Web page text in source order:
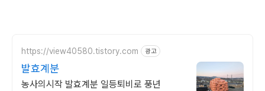
https://view40580.tistory.com 광고
발효계분
농사의시작 발효계분 일등퇴비로 풍년